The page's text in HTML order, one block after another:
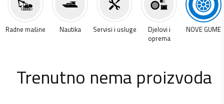
Radne mašine Nautika Servisi i usluge
Djelovi i
oprema
NOVE GUME
Trenutno nema proizvoda